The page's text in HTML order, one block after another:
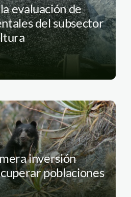
evaluación de
del subsector
inversión
poblaciones